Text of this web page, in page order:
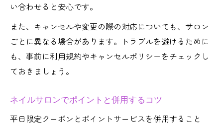
い合わせると安心です。
また、キャンセルや変更の際の対応についても、サロン
ごとに異なる場合があります。トラブルを避けるために
も、事前に利用規約やキャンセルポリシーをチェックし
ておきましょう。
ネイルサロンでポイントと併用するコツ
平日限定クーポンとポイントサービスを併用すること